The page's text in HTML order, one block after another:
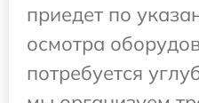
приедет по
осмотра
потребуется